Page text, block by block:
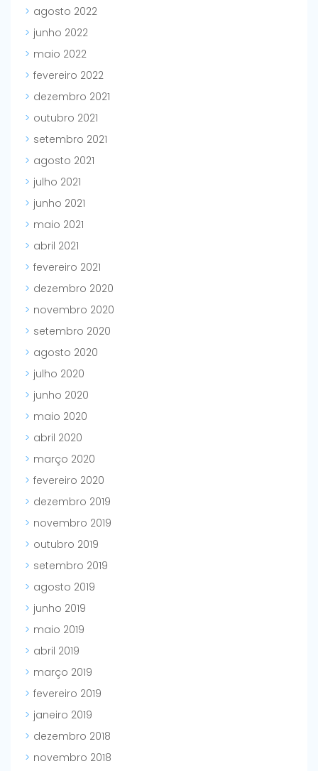
agosto 2022
junho 2022
maio 2022
fevereiro 2022
dezembro 2021
outubro 2021
setembro 2021
agosto 2021
julho 2021
junho 2021
maio 2021
abril 2021
fevereiro 2021
dezembro 2020
novembro 2020
setembro 2020
agosto 2020
julho 2020
junho 2020
maio 2020
abril 2020
março 2020
fevereiro 2020
dezembro 2019
novembro 2019
outubro 2019
setembro 2019
agosto 2019
junho 2019
maio 2019
abril 2019
março 2019
fevereiro 2019
janeiro 2019
dezembro 2018
novembro 2018